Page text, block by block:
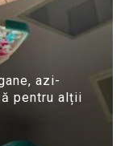
azi-
pentru alții